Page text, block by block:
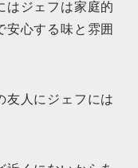
はジェフは家庭的
安心する味と雰囲
友人にジェフには